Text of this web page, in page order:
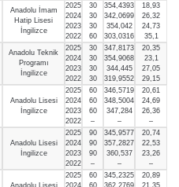
Anadolu İmam
Hatip Lisesi
İngilizce
2025
2024
2023
2022
30
30
30
60
354,4393
342,0699
354,042
303,0316
18,93
26,32
24,73
35,1
Anadolu Teknik
Programı
İngilizce
2025
2024
2023
2022
30
30
30
30
347,8173
354,9068
344,445
319,9552
20,35
23,1
27,05
29,15
Anadolu Lisesi
İngilizce
2025
2024
2023
2022
60
60
60
–
346,5719
348,5004
347,284
–
20,61
24,69
26,36
–
Anadolu Lisesi
İngilizce
2025
2024
2023
2022
90
90
90
–
345,9577
357,2827
360,537
–
20,74
22,53
23,26
–
Anadolu Lisesi
2025
2024
60
60
345,2325
362,2769
20,89
21,35